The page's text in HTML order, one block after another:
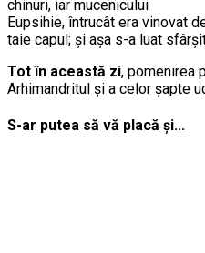
chinuri, iar mucenicului
Eupsihie, întrucât era vinovat
taie capul; şi aşa s-a luat
Tot în această zi, pomenirea
Arhimandritul şi a celor şapte
S-ar putea să vă placă și...